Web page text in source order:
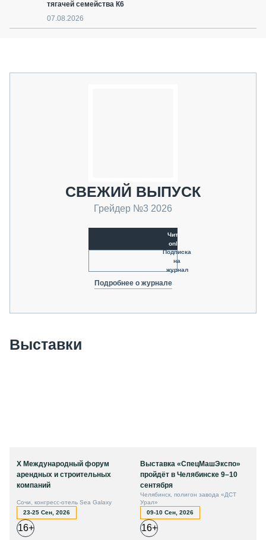
тягачей семейства К6
07.08.2026
СВЕЖИЙ ВЫПУСК
Грейдер №3 2026
Читать
online
Подписка
на
журнал
Подробнее о журнале
Выставки
X Международный форум
арендных и строительных
компаний
Сочи, конгресс-отель Sea Galaxy
23-25 Сен, 2026
16+
Выставка «СпецМашЭкспо»
пройдёт в Челябинске 9–10
сентября
Челябинск, полигон завода «ДСТ
Урал»
09-10 Сен, 2026
16+